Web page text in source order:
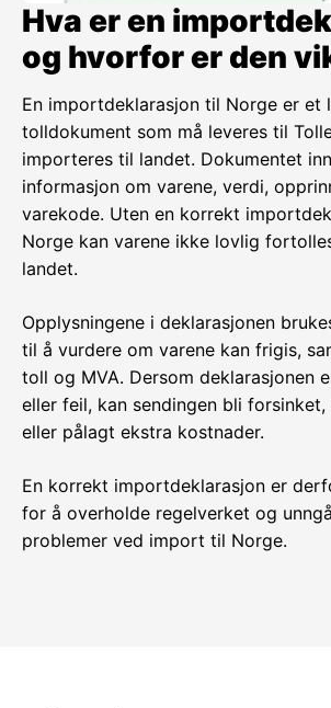
Hva er en
og hvorfor er den
En importdeklarasjon til Norge er et
tolldokument som må leveres til
importeres til landet. Dokumentet
informasjon om varene, verdi,
varekode. Uten en korrekt
Norge kan varene ikke lovlig
landet.
Opplysningene i deklarasjonen
til å vurdere om varene kan frigis,
toll og MVA. Dersom deklarasjonen
eller feil, kan sendingen bli
eller pålagt ekstra kostnader.
En korrekt importdeklarasjon er
for å overholde regelverket og
problemer ved import til Norge.